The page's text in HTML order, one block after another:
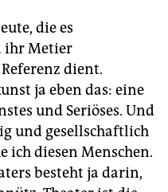
die es
ihr Metier
dient.
ja eben das: eine
und Seriöses. Und
und gesellschaftlich
ich diesen Menschen.
besteht ja darin,